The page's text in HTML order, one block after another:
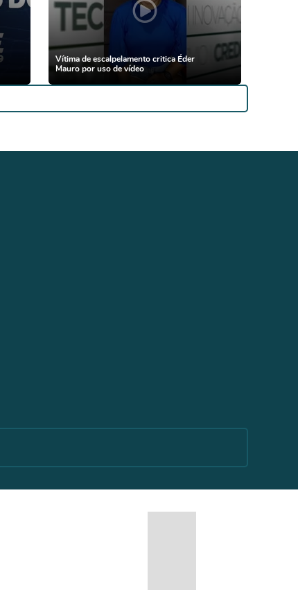
Vítima de escalpelamento critica Éder
Mauro por uso de vídeo